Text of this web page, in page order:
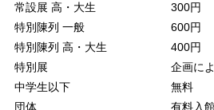
常設展 高・大生
300円
特別陳列 一般
600円
特別陳列 高・大生
400円
特別展
企画に
中学生以下
無料
団体
有料入